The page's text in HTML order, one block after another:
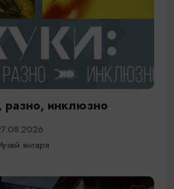
инклюзно
янтаря